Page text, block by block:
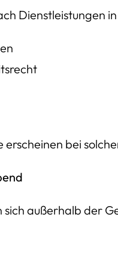
Dienstleistungen
bei
außerhalb der